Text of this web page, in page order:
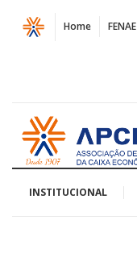
Página
Conselho
da
Funcef
aprova
Fundo
Home FENAE
Acessar
página
inicial
INSTITUCIONAL